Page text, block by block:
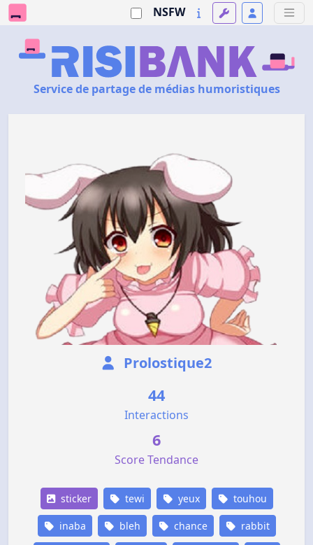
NSFW
Service de partage de médias humoristiques
Prolostique2
44
Interactions
6
Score Tendance
sticker tewi yeux touhou
inaba bleh chance rabbit